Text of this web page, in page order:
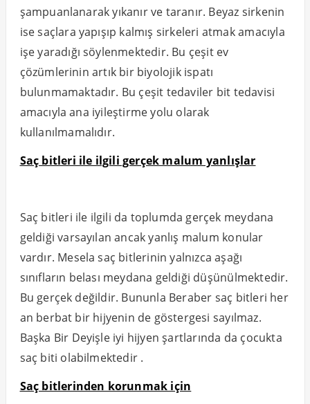
şampuanlanarak yıkanır ve taranır. Beyaz sirkenin
ise saçlara yapışıp kalmış sirkeleri atmak amacıyla
işe yaradığı söylenmektedir. Bu çeşit ev
çözümlerinin artık bir biyolojik ispatı
bulunmamaktadır. Bu çeşit tedaviler bit tedavisi
amacıyla ana iyileştirme yolu olarak
kullanılmamalıdır.
Saç bitleri ile ilgili gerçek malum yanlışlar
Saç bitleri ile ilgili da toplumda gerçek meydana
geldiği varsayılan ancak yanlış malum konular
vardır. Mesela saç bitlerinin yalnızca aşağı
sınıfların belası meydana geldiği düşünülmektedir.
Bu gerçek değildir. Bununla Beraber saç bitleri her
an berbat bir hijyenin de göstergesi sayılmaz.
Başka Bir Deyişle iyi hijyen şartlarında da çocukta
saç biti olabilmektedir .
Saç bitlerinden korunmak için